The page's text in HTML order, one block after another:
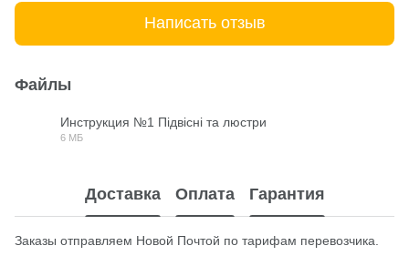
Написать отзыв
Файлы
Инструкция №1 Підвісні та люстри
6 МБ
Доставка Оплата Гарантия
Заказы отправляем Новой Почтой по тарифам перевозчика.